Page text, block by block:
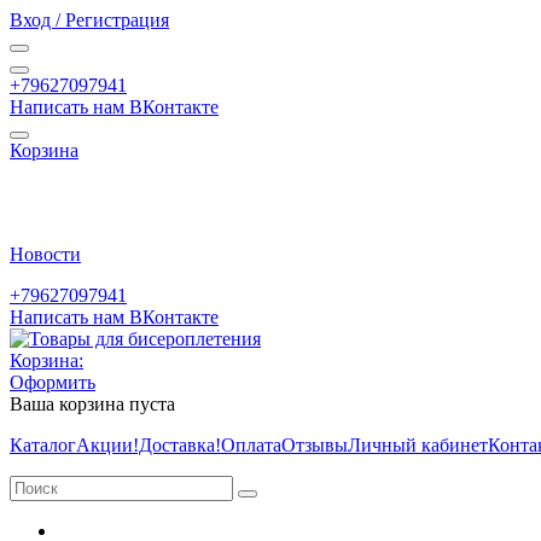
Вход / Регистрация
+79627097941
Написать нам ВКонтакте
Корзина
Новости
+79627097941
Написать нам ВКонтакте
Корзина:
Оформить
Ваша корзина пуста
КаталогАкции!Доставка!ОплатаОтзывыЛичный кабинет